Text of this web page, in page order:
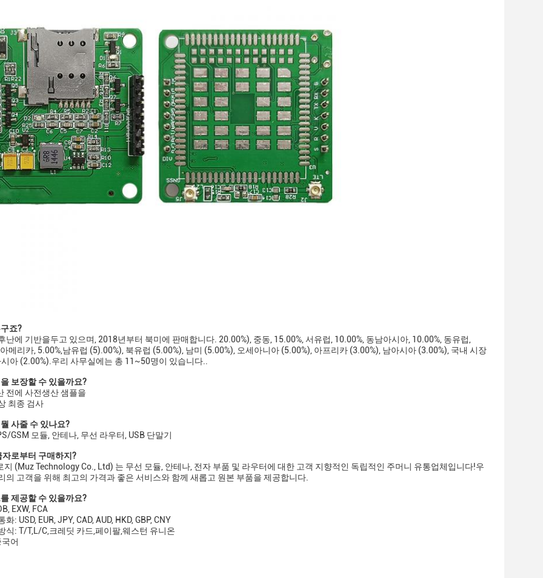
죠?
난에 기반을두고 있으며, 2018년부터 북미에 판매합니다. 20.00%), 중동, 15.00%, 서유럽, 10.00%, 동남아시아, 10.00%, 동유럽,
메리카, 5.00%,남유럽 (5).00%), 북유럽 (5.00%), 남미 (5.00%), 오세아니아 (5.00%), 아프리카 (3.00%), 남아시아 (3.00%), 국내 시장
아 (2.00%).우리 사무실에는 총 11~50명이 있습니다..
보장할 수 있을까요?
전에 사전생산 샘플을
최종 검사
사줄 수 있나요?
GSM 모듈, 안테나, 무선 라우터, USB 단말기
로부터 구매하지?
지 (Muz Technology Co., Ltd) 는 무선 모듈, 안테나, 전자 부품 및 라우터에 대한 고객 지향적인 독립적인 주머니 유통업체입니다!우
의 고객을 위해 최고의 가격과 좋은 서비스와 함께 새롭고 원본 부품을 제공합니다.
제공할 수 있을까요?
EXW, FCA
: USD, EUR, JPY, CAD, AUD, HKD, GBP, CNY
식: T/T,L/C,크레딧 카드,페이팔,웨스턴 유니온
어